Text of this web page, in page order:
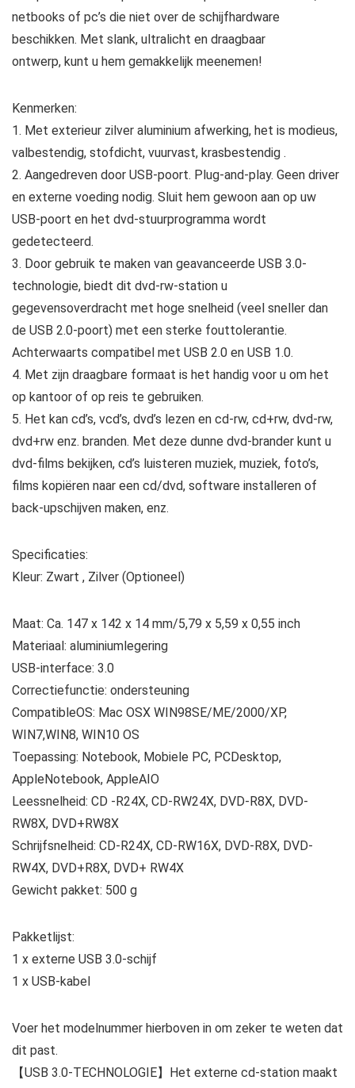
netbooks of pc’s die niet over de schijfhardware
beschikken. Met slank, ultralicht en draagbaar
ontwerp, kunt u hem gemakkelijk meenemen!
Kenmerken:
1. Met exterieur zilver aluminium afwerking, het is modieus,
valbestendig, stofdicht, vuurvast, krasbestendig .
2. Aangedreven door USB-poort. Plug-and-play. Geen driver
en externe voeding nodig. Sluit hem gewoon aan op uw
USB-poort en het dvd-stuurprogramma wordt
gedetecteerd.
3. Door gebruik te maken van geavanceerde USB 3.0-
technologie, biedt dit dvd-rw-station u
gegevensoverdracht met hoge snelheid (veel sneller dan
de USB 2.0-poort) met een sterke fouttolerantie.
Achterwaarts compatibel met USB 2.0 en USB 1.0.
4. Met zijn draagbare formaat is het handig voor u om het
op kantoor of op reis te gebruiken.
5. Het kan cd’s, vcd’s, dvd’s lezen en cd-rw, cd+rw, dvd-rw,
dvd+rw enz. branden. Met deze dunne dvd-brander kunt u
dvd-films bekijken, cd’s luisteren muziek, muziek, foto’s,
films kopiëren naar een cd/dvd, software installeren of
back-upschijven maken, enz.
Specificaties:
Kleur: Zwart , Zilver (Optioneel)
Maat: Ca. 147 x 142 x 14 mm/5,79 x 5,59 x 0,55 inch
Materiaal: aluminiumlegering
USB-interface: 3.0
Correctiefunctie: ondersteuning
CompatibleOS: Mac OSX WIN98SE/ME/2000/XP,
WIN7,WIN8, WIN10 OS
Toepassing: Notebook, Mobiele PC, PCDesktop,
AppleNotebook, AppleAIO
Leessnelheid: CD -R24X, CD-RW24X, DVD-R8X, DVD-
RW8X, DVD+RW8X
Schrijfsnelheid: CD-R24X, CD-RW16X, DVD-R8X, DVD-
RW4X, DVD+R8X, DVD+ RW4X
Gewicht pakket: 500 g
Pakketlijst:
1 x externe USB 3.0-schijf
1 x USB-kabel
Voer het modelnummer hierboven in om zeker te weten dat
dit past.
【USB 3.0-TECHNOLOGIE】Het externe cd-station maakt